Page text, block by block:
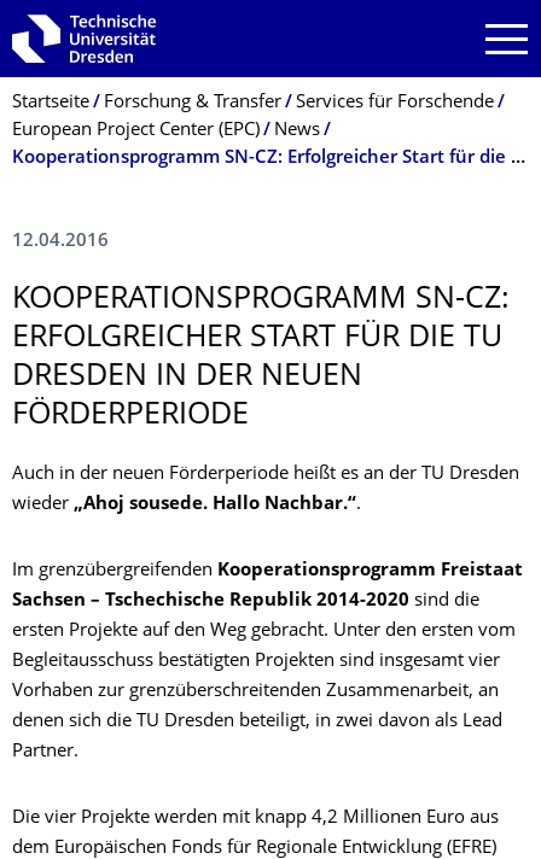
Zur Hauptnavigation springen
Zur Suche springen
Zum Inhalt springen
Breadcrumb-Menü
Startseite Forschung & Transfer
Services für Forschende
European Project Center (EPC)
News
Kooperationsprogramm SN-CZ: Erfolgreicher Start für die TU Dresden in der neuen Förderperiode
12.04.2016
KOOPERATIONS­PROGRAMM SN-CZ:
ERFOLGREICHER START FÜR DIE TU
DRESDEN IN DER NEUEN
FÖRDERPERIODE
Auch in der neuen Förderperiode heißt es an der TU Dresden
wieder „Ahoj sousede. Hallo Nachbar.“.
Im grenzübergreifenden Kooperationsprogramm Freistaat
Sachsen – Tschechische Republik 2014-2020 sind die
ersten Projekte auf den Weg gebracht. Unter den ersten vom
Begleitausschuss bestätigten Projekten sind insgesamt vier
Vorhaben zur grenzüberschreitenden Zusammenarbeit, an
denen sich die TU Dresden beteiligt, in zwei davon als Lead
Partner.
Die vier Projekte werden mit knapp 4,2 Millionen Euro aus
dem Europäischen Fonds für Regionale Entwicklung (EFRE)